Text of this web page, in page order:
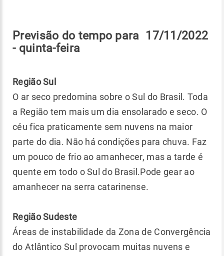
Previsão do tempo para 17/11/2022
- quinta-feira
Região Sul
O ar seco predomina sobre o Sul do Brasil. Toda
a Região tem mais um dia ensolarado e seco. O
céu fica praticamente sem nuvens na maior
parte do dia. Não há condições para chuva. Faz
um pouco de frio ao amanhecer, mas a tarde é
quente em todo o Sul do Brasil.Pode gear ao
amanhecer na serra catarinense.
Região Sudeste
Áreas de instabilidade da Zona de Convergência
do Atlântico Sul provocam muitas nuvens e